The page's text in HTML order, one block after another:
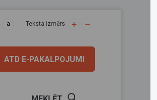
a Teksta izmērs
ATD E-PAKALPOJUMI